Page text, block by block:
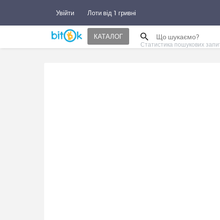
Увійти Лоти від 1 гривні
КАТАЛОГ
Статистика пошукових